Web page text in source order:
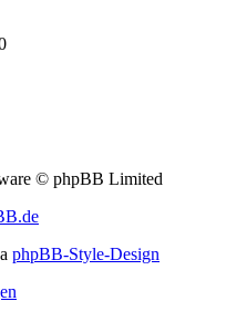
© phpBB Limited
phpBB-Style-Design